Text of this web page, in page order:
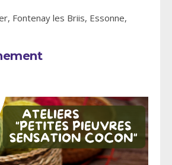
Fontenay les Briis, Essonne,